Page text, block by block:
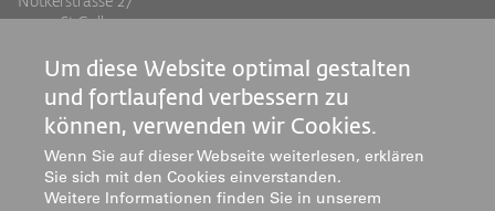
9000 St.Gallen
info@phsg.ch
Footer
Links
Standorte
Jobs
Medien
Mediatheken
Footer
rechts
Studium
Weiterbildung
Forschung & Entwicklung
Dienstleistung
Um diese Website optimal gestalten
und fortlaufend verbessern zu
können, verwenden wir Cookies.
Wenn Sie auf dieser Webseite weiterlesen, erklären
Sie sich mit den Cookies einverstanden.
Weitere Informationen finden Sie in unserem